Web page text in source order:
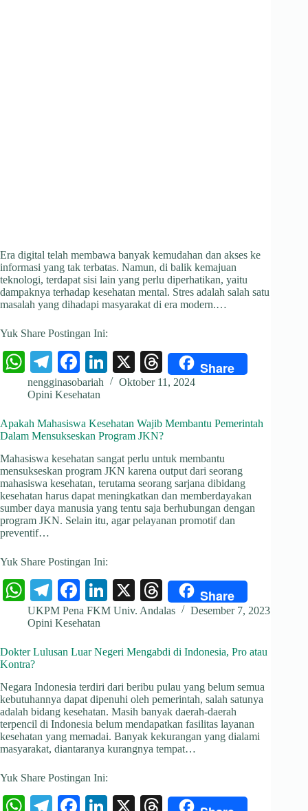
Era digital telah membawa banyak kemudahan dan akses ke
informasi yang tak terbatas. Namun, di balik kemajuan
teknologi, terdapat sisi lain yang perlu diperhatikan, yaitu
dampaknya terhadap kesehatan mental. Stres adalah salah satu
masalah yang dihadapi masyarakat di era modern.…
Yuk Share Postingan Ini:
W
ha
ts
A
pp
Te
le
gr
a
m
Fa
ce
bo
ok
Li
nk
In
X
T
hr
ds
Share
nengginasobariah
Oktober 11, 2024
Opini Kesehatan
Apakah Mahasiswa Kesehatan Wajib Membantu Pemerintah
Dalam Mensukseskan Program JKN?
Mahasiswa kesehatan sangat perlu untuk membantu
mensukseskan program JKN karena output dari seorang
mahasiswa kesehatan, terutama seorang sarjana dibidang
kesehatan harus dapat meningkatkan dan memberdayakan
sumber daya manusia yang tentu saja berhubungan dengan
program JKN. Selain itu, agar pelayanan promotif dan
preventif…
Yuk Share Postingan Ini:
W
ha
ts
A
pp
Te
le
gr
a
Fa
ce
bo
ok
Li
nk
In
X
T
hr
ds
Share
UKPM Pena FKM Univ. Andalas
Desember 7, 2023
Opini Kesehatan
Dokter Lulusan Luar Negeri Mengabdi di Indonesia, Pro atau
Kontra?
Negara Indonesia terdiri dari beribu pulau yang belum semua
kebutuhannya dapat dipenuhi oleh pemerintah, salah satunya
adalah bidang kesehatan. Masih banyak daerah-daerah
terpencil di Indonesia belum mendapatkan fasilitas layanan
kesehatan yang memadai. Banyak kekurangan yang dialami
masyarakat, diantaranya kurangnya tempat…
Yuk Share Postingan Ini:
W
Te
Fa
Li
X
T